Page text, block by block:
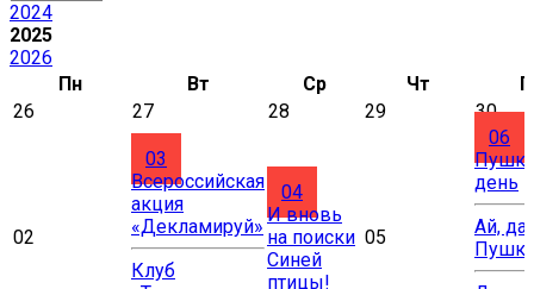
2024
2025
2026
Пн
Вт Ср Чт
26
27 28 29 30
02
03
Всероссийская
акция
«Декламируй»
Клуб
04
И вновь
на поиски
Синей
птицы!
05
06
день
Ай, да